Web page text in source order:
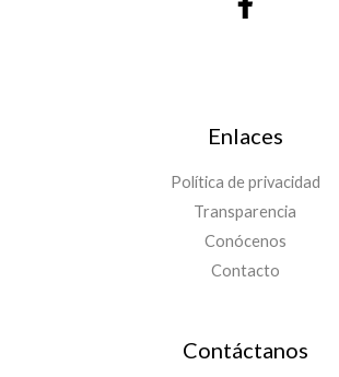
Enlaces
Política de privacidad
Transparencia
Conócenos
Contacto
Contáctanos